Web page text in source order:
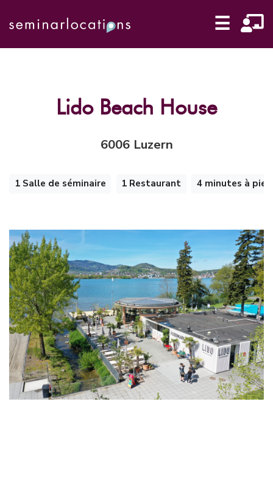
☰
Lido Beach House
6006 Luzern
1 Salle de séminaire 1 Restaurant 4 minutes à